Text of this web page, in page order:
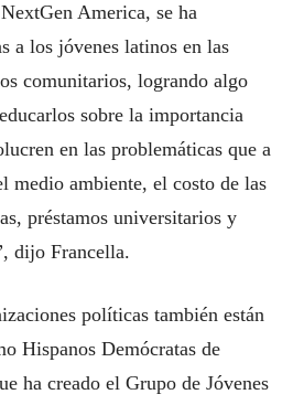
America, se ha
a los jóvenes latinos en las
comunitarios, logrando algo
sobre la importancia
en las problemáticas que a
medio ambiente, el costo de las
préstamos universitarios y
dijo Francella.
políticas también están
Hispanos Demócratas de
ha creado el Grupo de Jóvenes